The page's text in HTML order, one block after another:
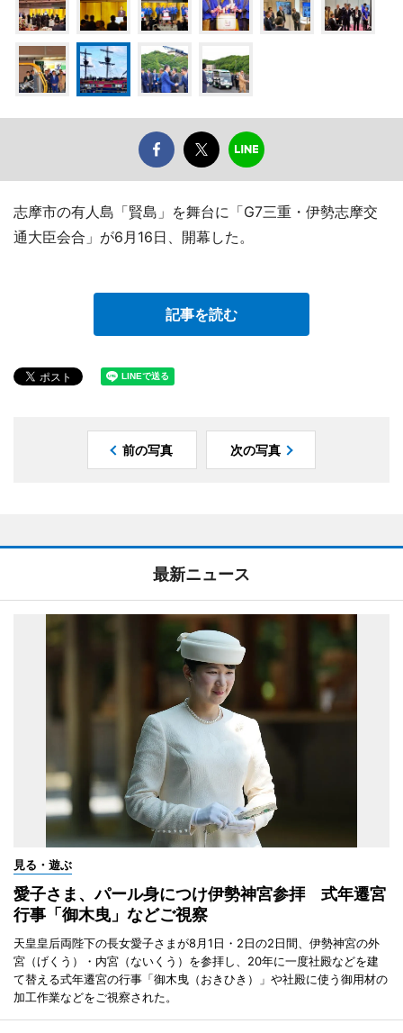
志摩市の有人島「賢島」を舞台に「G7三重・伊勢志摩交
通大臣会合」が6月16日、開幕した。
記事を読む
前の写真 次の写真
最新ニュース
見る・遊ぶ
愛子さま、パール身につけ伊勢神宮参拝 式年遷宮
行事「御木曳」などご視察
天皇皇后両陛下の長女愛子さまが8月1日・2日の2日間、伊勢神宮の外
宮（げくう）・内宮（ないくう）を参拝し、20年に一度社殿などを建
て替える式年遷宮の行事「御木曳（おきひき）」や社殿に使う御用材の
加工作業などをご視察された。